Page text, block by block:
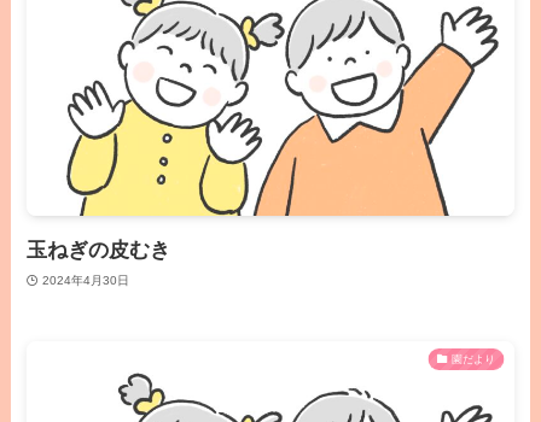
玉ねぎの皮むき
2024年4月30日
園だより